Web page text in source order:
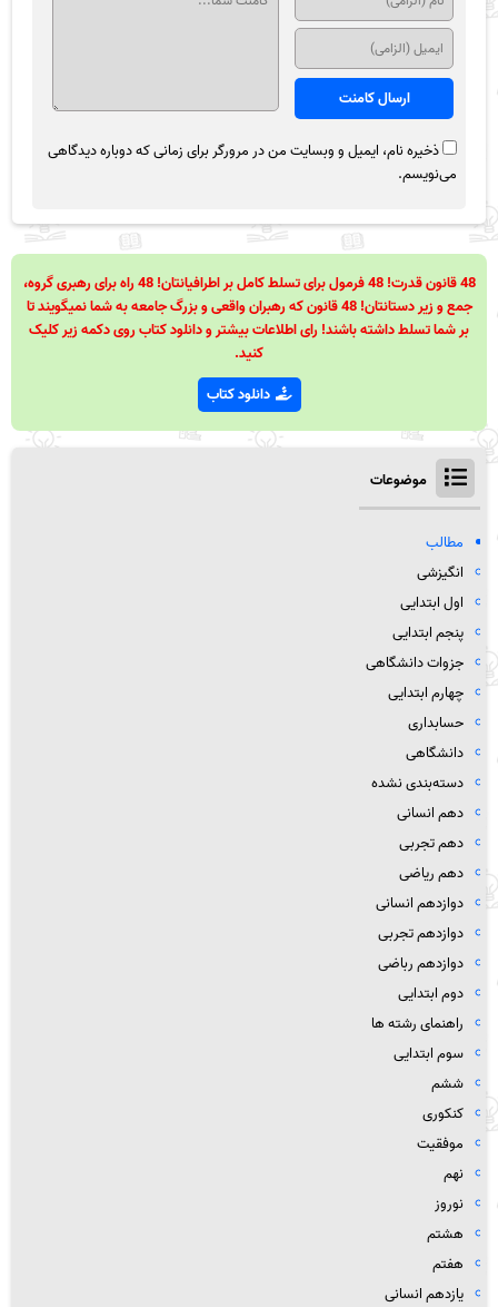
ذخیره نام، ایمیل و وبسایت من در مرورگر برای زمانی که دوباره دیدگاهی
می‌نویسم.
48 قانون قدرت! 48 فرمول برای تسلط کامل بر اطرافیانتان! 48 راه برای رهبری گروه،
جمع و زیر دستانتان! 48 قانون که رهبران واقعی و بزرگ جامعه به شما نمیگویند تا
بر شما تسلط داشته باشند! رای اطلاعات بیشتر و دانلود کتاب روی دکمه زیر کلیک
کنید.
دانلود کتاب
موضوعات
مطالب
انگیزشی
اول ابتدایی
پنجم ابتدایی
جزوات دانشگاهی
چهارم ابتدایی
حسابداری
دانشگاهی
دسته‌بندی نشده
دهم انسانی
دهم تجربی
دهم ریاضی
دوازدهم انسانی
دوازدهم تجربی
دوازدهم رباضی
دوم ابتدایی
راهنمای رشته ها
سوم ابتدایی
ششم
کنکوری
موفقیت
نهم
نوروز
هشتم
هفتم
یازدهم انسانی